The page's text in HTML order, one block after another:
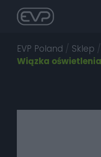
EVP Poland / Sklep /
Wiązka oświetlenia